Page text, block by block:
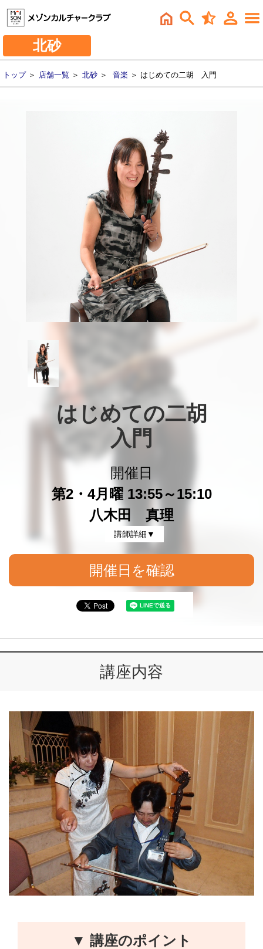
北砂
トップ＞ 店舗一覧 ＞ 北砂 ＞ 音楽 ＞ はじめての二胡 入門
はじめての二胡
入門
開催日
第2・4月曜 13:55～15:10
八木田 真理
講師詳細▼
開催日を確認
講座内容
▼ 講座のポイント